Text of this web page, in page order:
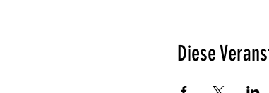
Diese